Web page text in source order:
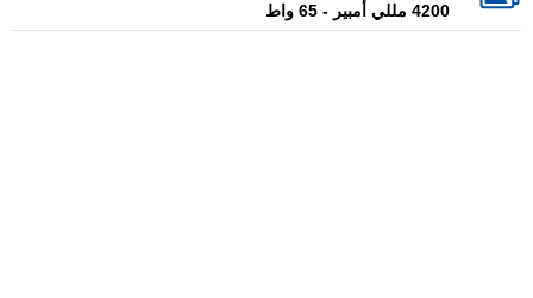
4200 مللي أمبير - 65 واط